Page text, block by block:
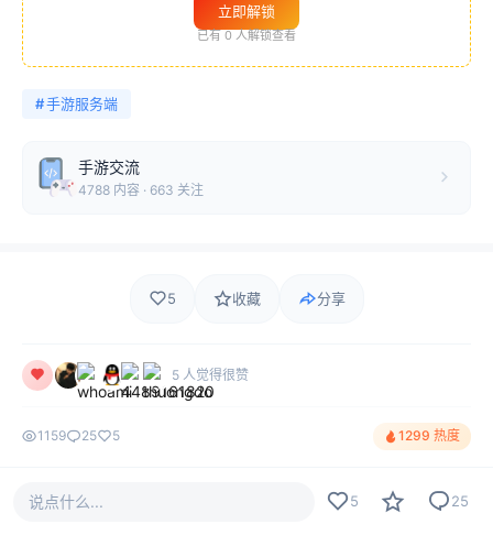
立即解锁
已有 0 人解锁查看
#手游服务端
手游交流
4788 内容 · 663 关注
5 收藏 分享
5 人觉得很赞
1159 25 5 1299 热度
评论25 最新热门 只看作者
说点什么... 5 25